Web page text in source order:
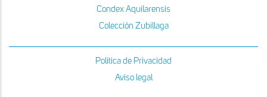
Condex Aquilarensis
Colección Zubillaga
Política de Privacidad
Aviso legal